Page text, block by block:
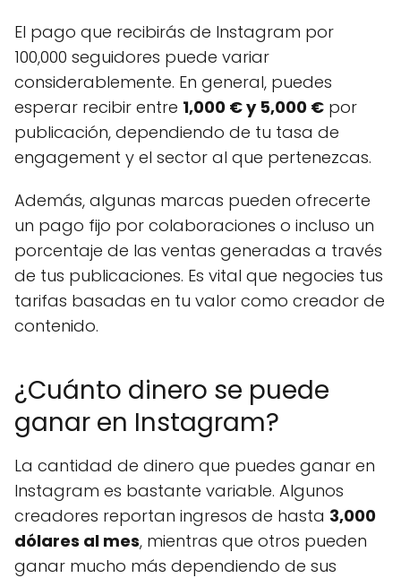
El pago que recibirás de Instagram por
100,000 seguidores puede variar
considerablemente. En general, puedes
esperar recibir entre 1,000 € y 5,000 € por
publicación, dependiendo de tu tasa de
engagement y el sector al que pertenezcas.
Además, algunas marcas pueden ofrecerte
un pago fijo por colaboraciones o incluso un
porcentaje de las ventas generadas a través
de tus publicaciones. Es vital que negocies tus
tarifas basadas en tu valor como creador de
contenido.
¿Cuánto dinero se puede
ganar en Instagram?
La cantidad de dinero que puedes ganar en
Instagram es bastante variable. Algunos
creadores reportan ingresos de hasta 3,000
dólares al mes, mientras que otros pueden
ganar mucho más dependiendo de sus